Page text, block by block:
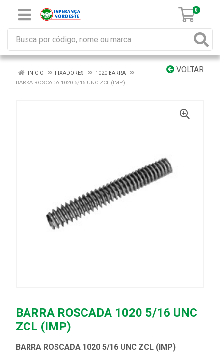
0
VOLTAR
INÍCIO FIXADORES
1020 BARRA
BARRA ROSCADA 1020 5/16 UNC ZCL (IMP)
BARRA ROSCADA 1020 5/16 UNC
ZCL (IMP)
BARRA ROSCADA 1020 5/16 UNC ZCL (IMP)